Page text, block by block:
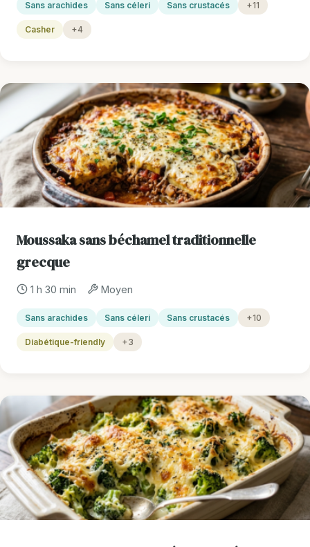
Sans arachides Sans céleri Sans crustacés +11
Casher +4
Moussaka sans béchamel traditionnelle
grecque
1 h 30 min Moyen
Sans arachides Sans céleri Sans crustacés +10
Diabétique-friendly +3